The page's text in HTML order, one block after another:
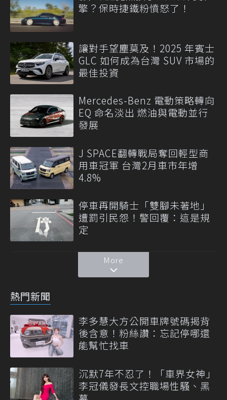
擎？保時捷鐵粉憤怒了！
讓對手望塵莫及！2025 年賓士
GLC 如何成為台灣 SUV 市場的
最佳投資
Mercedes-Benz 電動策略轉向
EQ 命名淡出 燃油與電動並行
發展
J SPACE翻轉戰局奪回輕型商
用車冠軍 台灣2月車市年增
4.8%
停車再開騎士「雙腳未著地」
遭罰引民怨！警回覆：這是規
定
More
熱門新聞
李多慧大方公開車牌號碼揭背
後含意！粉絲讚：忘記停哪還
能幫忙找車
沉默7年不忍了！「車界女神」
李冠儀發長文控職場性騷、黑